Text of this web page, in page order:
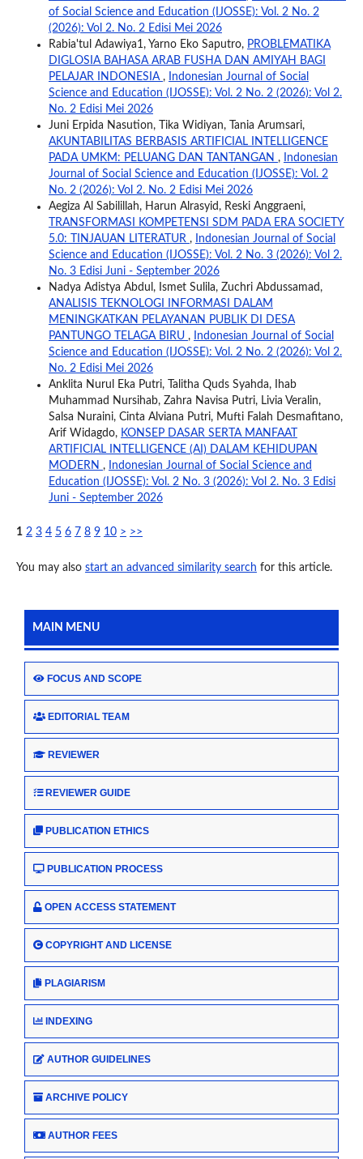
of Social Science and Education (IJOSSE): Vol. 2 No. 2
(2026): Vol 2. No. 2 Edisi Mei 2026
Rabia'tul Adawiya1, Yarno Eko Saputro, PROBLEMATIKA
DIGLOSIA BAHASA ARAB FUSHA DAN AMIYAH BAGI
PELAJAR INDONESIA ,
Indonesian Journal of Social
Science and Education (IJOSSE): Vol. 2 No. 2 (2026): Vol 2.
No. 2 Edisi Mei 2026
Juni Erpida Nasution, Tika Widiyan, Tania Arumsari,
AKUNTABILITAS BERBASIS ARTIFICIAL INTELLIGENCE
PADA UMKM: PELUANG DAN TANTANGAN ,
Indonesian
Journal of Social Science and Education (IJOSSE): Vol. 2
No. 2 (2026): Vol 2. No. 2 Edisi Mei 2026
Aegiza Al Sabilillah, Harun Alrasyid, Reski Anggraeni,
TRANSFORMASI KOMPETENSI SDM PADA ERA SOCIETY
5.0: TINJAUAN LITERATUR ,
Indonesian Journal of Social
Science and Education (IJOSSE): Vol. 2 No. 3 (2026): Vol 2.
No. 3 Edisi Juni - September 2026
Nadya Adistya Abdul, Ismet Sulila, Zuchri Abdussamad,
ANALISIS TEKNOLOGI INFORMASI DALAM
MENINGKATKAN PELAYANAN PUBLIK DI DESA
PANTUNGO TELAGA BIRU ,
Indonesian Journal of Social
Science and Education (IJOSSE): Vol. 2 No. 2 (2026): Vol 2.
No. 2 Edisi Mei 2026
Anklita Nurul Eka Putri, Talitha Quds Syahda, Ihab
Muhammad Nursihab, Zahra Navisa Putri, Livia Veralin,
Salsa Nuraini, Cinta Alviana Putri, Mufti Falah Desmafitano,
Arif Widagdo, KONSEP DASAR SERTA MANFAAT
ARTIFICIAL INTELLIGENCE (AI) DALAM KEHIDUPAN
MODERN ,
Indonesian Journal of Social Science and
Education (IJOSSE): Vol. 2 No. 3 (2026): Vol 2. No. 3 Edisi
Juni - September 2026
1 2 3 4 5 6 7 8 9 10 > >>
You may also start an advanced similarity search for this article.
MAIN MENU
FOCUS AND SCOPE
EDITORIAL TEAM
REVIEWER
REVIEWER GUIDE
PUBLICATION ETHICS
PUBLICATION PROCESS
OPEN ACCESS STATEMENT
COPYRIGHT AND LICENSE
PLAGIARISM
INDEXING
AUTHOR GUIDELINES
ARCHIVE POLICY
AUTHOR FEES